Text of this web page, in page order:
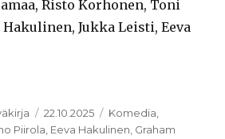
Risto Korhonen, Toni
Jukka Leisti, Eeva
Julkaistu
22.10.2025 Kategoriat
Komedia
Piirola Eeva Hakulinen Graham